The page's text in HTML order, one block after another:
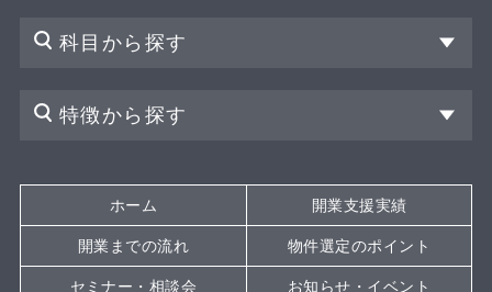
科目から探す
特徴から探す
ホーム 開業支援実績
開業までの流れ 物件選定のポイント
セミナー・相談会 お知らせ・イベント